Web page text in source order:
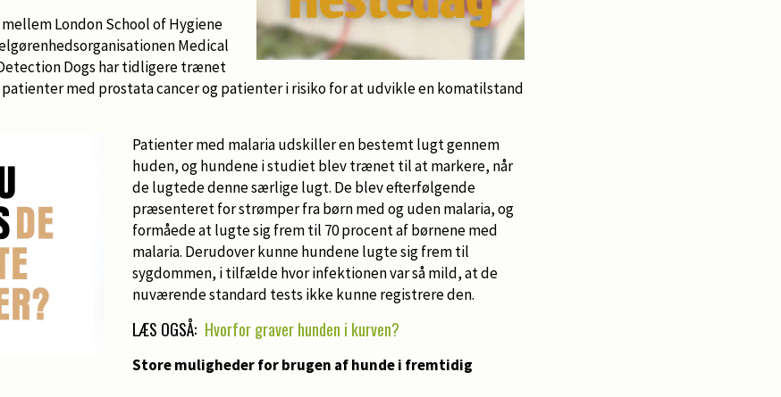
London School of Hygiene
Medical
Dogs har tidligere trænet
med prostata cancer og patienter i risiko for at udvikle en komatilstand
Patienter med malaria udskiller en bestemt lugt gennem
huden, og hundene i studiet blev trænet til at markere, når
de lugtede denne særlige lugt. De blev efterfølgende
præsenteret for strømper fra børn med og uden malaria, og
formåede at lugte sig frem til 70 procent af børnene med
malaria. Derudover kunne hundene lugte sig frem til
sygdommen, i tilfælde hvor infektionen var så mild, at de
nuværende standard tests ikke kunne registrere den.
LÆS OGSÅ: Hvorfor graver hunden i kurven?
Store muligheder for brugen af hunde i fremtidig